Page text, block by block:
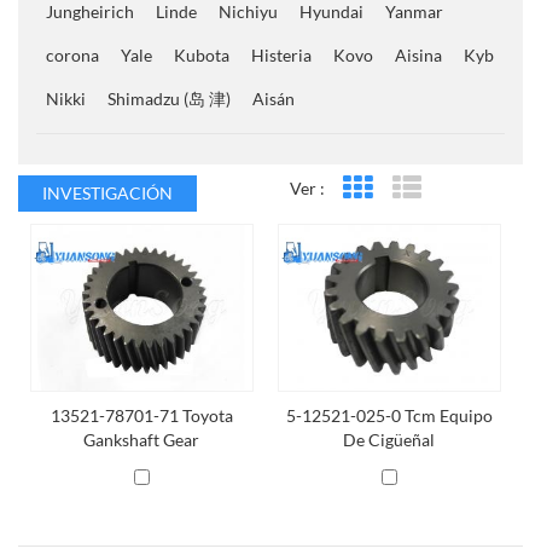
Jungheirich Linde Nichiyu Hyundai Yanmar
corona Yale Kubota Histeria Kovo Aisina Kyb
Nikki Shimadzu (岛 津) Aisán
INVESTIGACIÓN Ver : Vista en cuadrícula
13521-78701-71 Toyota
Gankshaft Gear
5-12521-025-0 Tcm Equipo
De Cigüeñal